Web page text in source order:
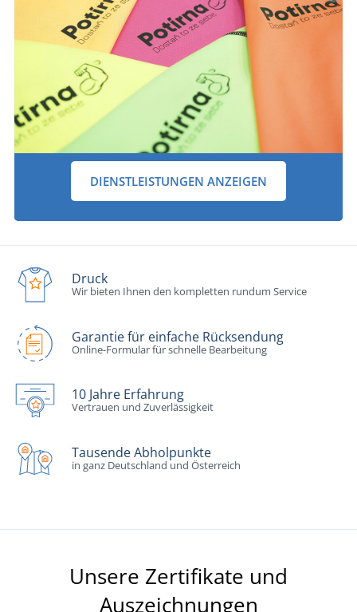
DIENSTLEISTUNGEN ANZEIGEN
Druck
Wir bieten Ihnen den kompletten rundum Service
Garantie für einfache Rücksendung
Online-Formular für schnelle Bearbeitung
10 Jahre Erfahrung
Vertrauen und Zuverlässigkeit
Tausende Abholpunkte
in ganz Deutschland und Österreich
Unsere Zertifikate und
Auszeichnungen